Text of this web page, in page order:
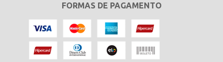
FORMAS DE PAGAMENTO